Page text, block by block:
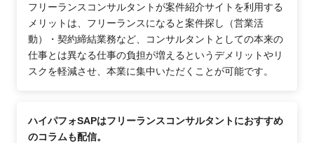
フリーランスコンサルタントが案件紹介サイトを利用する
メリットは、フリーランスになると案件探し（営業活
動）・契約締結業務など、コンサルタントとしての本来の
仕事とは異なる仕事の負担が増えるというデメリットやリ
スクを軽減させ、本業に集中いただくことが可能です。
ハイパフォSAPはフリーランスコンサルタントにおすすめ
のコラムも配信。